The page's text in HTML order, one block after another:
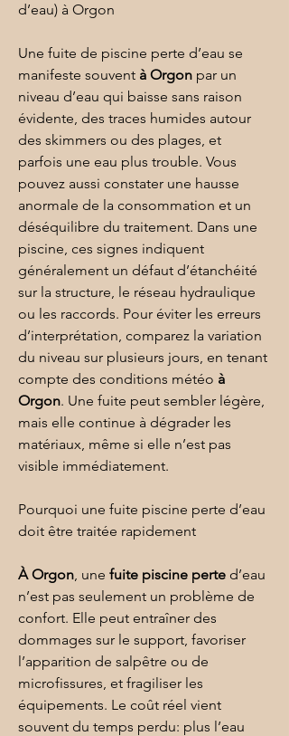
d’eau) à Orgon
Une fuite de piscine perte d’eau se
manifeste souvent à Orgon par un
niveau d’eau qui baisse sans raison
évidente, des traces humides autour
des skimmers ou des plages, et
parfois une eau plus trouble. Vous
pouvez aussi constater une hausse
anormale de la consommation et un
déséquilibre du traitement. Dans une
piscine, ces signes indiquent
généralement un défaut d’étanchéité
sur la structure, le réseau hydraulique
ou les raccords. Pour éviter les erreurs
d’interprétation, comparez la variation
du niveau sur plusieurs jours, en tenant
compte des conditions météo à
Orgon. Une fuite peut sembler légère,
mais elle continue à dégrader les
matériaux, même si elle n’est pas
visible immédiatement.
Pourquoi une fuite piscine perte d’eau
doit être traitée rapidement
À Orgon, une fuite piscine perte d’eau
n’est pas seulement un problème de
confort. Elle peut entraîner des
dommages sur le support, favoriser
l’apparition de salpêtre ou de
microfissures, et fragiliser les
équipements. Le coût réel vient
souvent du temps perdu: plus l’eau